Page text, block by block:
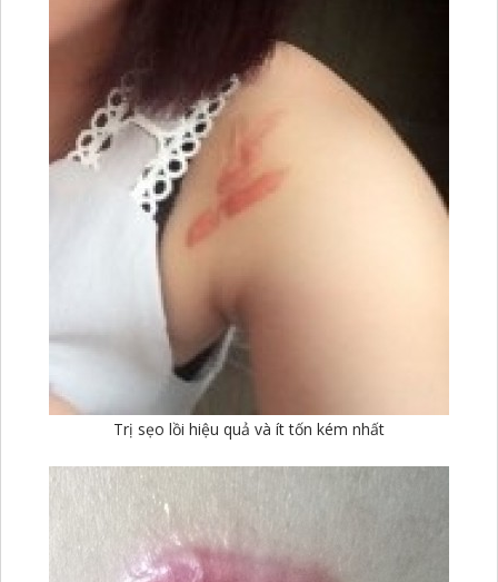
Trị sẹo lồi hiệu quả và ít tốn kém nhất